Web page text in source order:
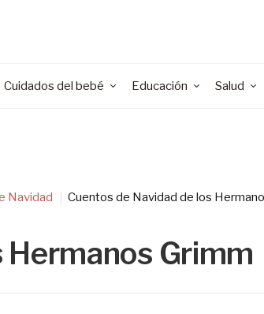
Cuidados del bebé Educación Salud
Navidad
Cuentos de Navidad de los
Hermanos Grimm